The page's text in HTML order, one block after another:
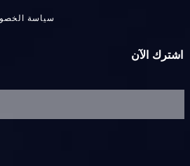
سياسة
اشترك الآن